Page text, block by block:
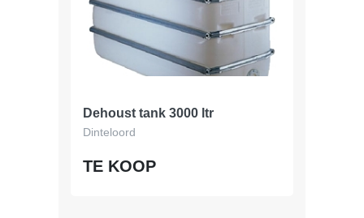
Dehoust tank 3000 ltr
Dinteloord
TE KOOP